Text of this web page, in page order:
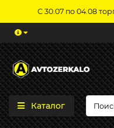
С 30.07 по 04.08
Каталог